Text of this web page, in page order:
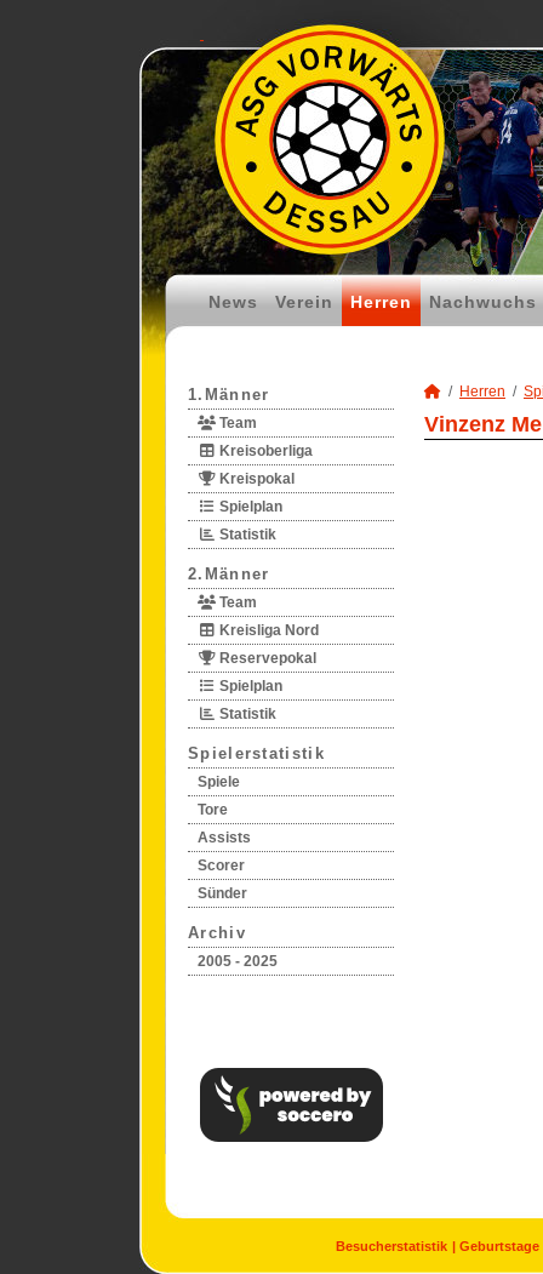
News Verein Herren Nachwuchs
1.Männer
Team
Kreisoberliga
Kreispokal
Spielplan
Statistik
2.Männer
Team
Kreisliga Nord
Reservepokal
Spielplan
Statistik
Spielerstatistik
Spiele
Tore
Assists
Scorer
Sünder
Archiv
2005 - 2025
Herren
Vinzenz
Besucherstatistik Geburtstage